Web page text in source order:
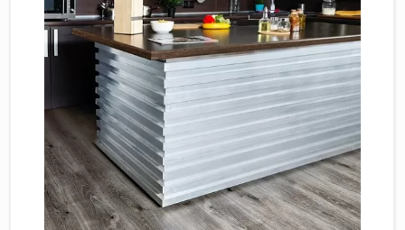
Classen
CorkArt Vinyl
CronaFloor
Damy Floor
Decoria
Dolce Flooring